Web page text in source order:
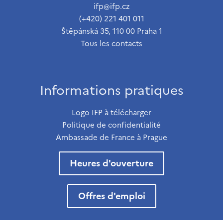
ifp@ifp.cz
(+420) 221 401 011
Štěpánská 35, 110 00 Praha 1
Tous les contacts
Informations pratiques
Logo IFP à télécharger
Politique de confidentialité
Ambassade de France à Prague
Heures d'ouverture
Offres d'emploi